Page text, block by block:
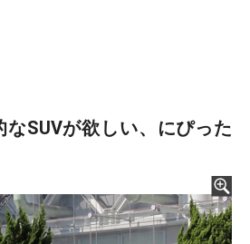
なSUVが欲しい、にぴった